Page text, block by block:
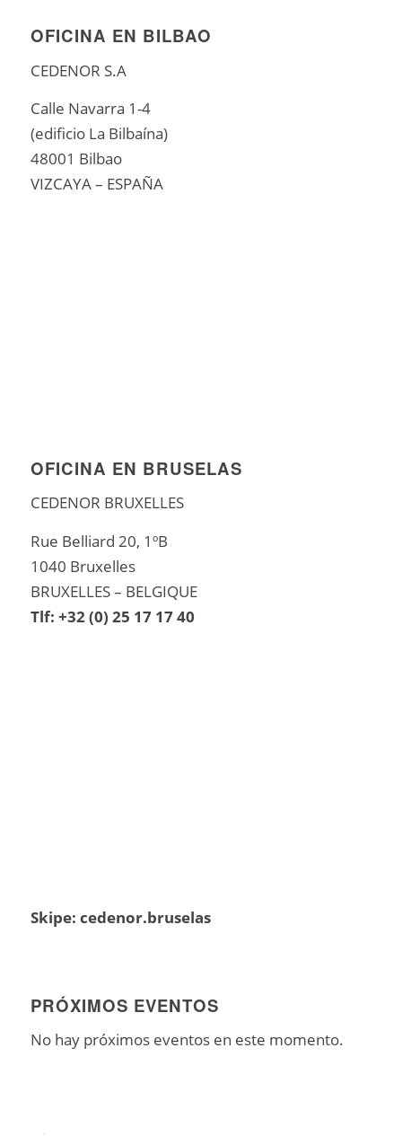
OFICINA EN BILBAO
CEDENOR S.A
Calle Navarra 1-4
(edificio La Bilbaína)
48001 Bilbao
VIZCAYA – ESPAÑA
OFICINA EN BRUSELAS
CEDENOR BRUXELLES
Rue Belliard 20, 1ºB
1040 Bruxelles
BRUXELLES – BELGIQUE
Tlf: +32 (0) 25 17 17 40
Skipe: cedenor.bruselas
PRÓXIMOS EVENTOS
No hay próximos eventos en este momento.
.